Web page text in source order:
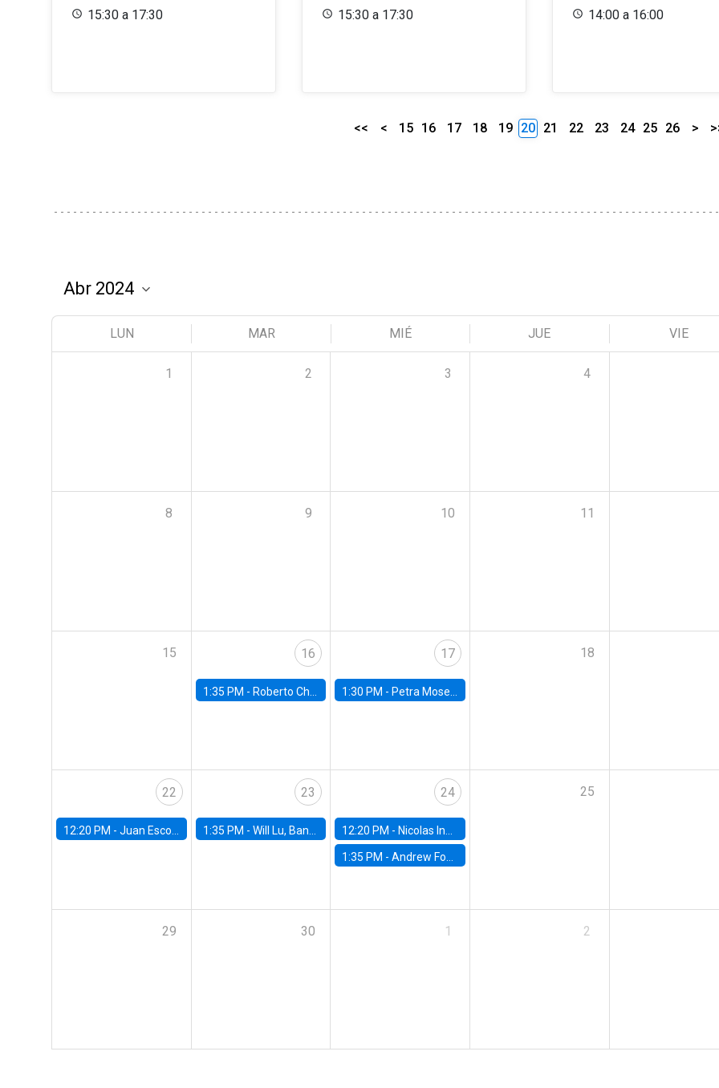
15:30 a 17:30
15:30 a 17:30
14:00 a 16:00
<< < 15 16 17 18 19 20 21 22 23 24 25 26 >
LUN MAR MIÉ JUE VIE
1 2 3 4
8 9 10 11
15 16
1:35 PM - Roberto Chang, Rutgers University
17
1:30 PM - Petra Moser, NYU Stern
18
22
12:20 PM - Juan Escobar, Universidad de Chile
23
1:35 PM - Will Lu, Banco Central de Chile
24
12:20 PM - Nicolas Inostroza, Rotman School of Management, University of Toronto
1:35 PM -Andrew Foster, Brown University
25
29 30 1 2